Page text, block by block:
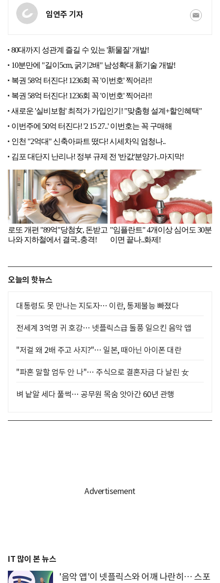
임연주 기자
오늘의 핫뉴스
대통령도 못 만나는 지도자… 이란, 통제불능 빠졌다
전세계 3억명 귀 호강… 넷플릭스급 돌풍 일으킨 음악 앱
"저걸 왜 2배 주고 사지?"… 일본, 때아닌 아이폰 대란
"파혼 말할 엄두 안 나"… 주식으로 결혼자금 다 날린 女
벼 낱알 세다 풀썩… 공무원 목숨 앗아간 60년 관행
IT 많이 본 뉴스
'음악 앱'이 넷플릭스와 어깨 나란히… 스포